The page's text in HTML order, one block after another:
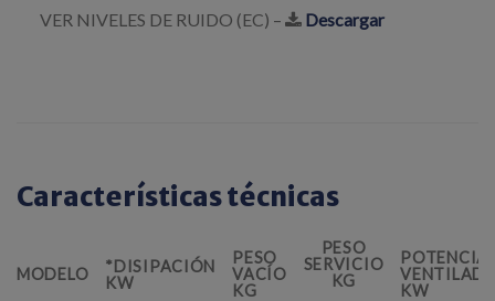
VER NIVELES DE RUIDO (EC) – Descargar
Características técnicas
MODELO
*DISIPACIÓN
KW
PESO
VACÍO
KG
PESO
SERVICIO
KG
POTENCIA
KW